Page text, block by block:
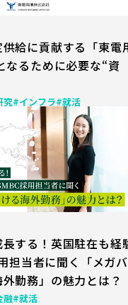
給に貢献する「東電
なるために必要な“資
究#インフラ#就活
する！英国駐在も経
担当者に聞く「メガバ
勤務」の魅力とは？
融#就活